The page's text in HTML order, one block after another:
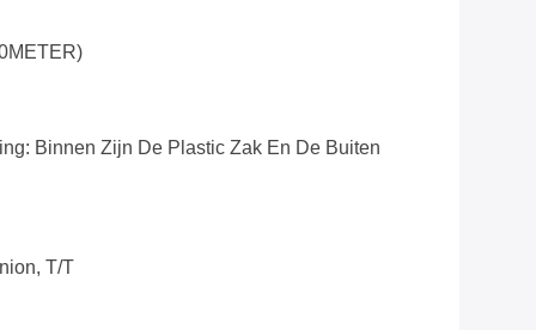
Binnen Zijn De Plastic Zak En De Buiten
T/T